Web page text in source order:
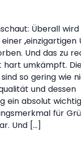
Überall wird
„einzigartigen
Und das zu
hart umkämpft.
so gering wie
und dessen
ein absolut
für
Und […]